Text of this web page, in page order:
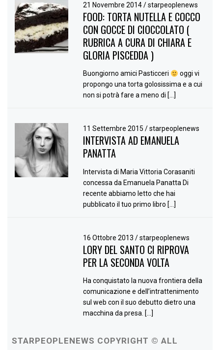
21 Novembre 2014/ starpeoplenews
FOOD: TORTA NUTELLA E COCCO
CON GOCCE DI CIOCCOLATO (
RUBRICA A CURA DI CHIARA E
GLORIA PISCEDDA )
Buongiorno amici Pasticceri
oggi vi
propongo una torta golosissima e a cui
non si potrà fare a meno di […]
11 Settembre 2015/ starpeoplenews
INTERVISTA AD EMANUELA
PANATTA
Intervista di Maria Vittoria Corasaniti
concessa da Emanuela Panatta Di
recente abbiamo letto che hai
pubblicato il tuo primo libro […]
16 Ottobre 2013/ starpeoplenews
LORY DEL SANTO CI RIPROVA
PER LA SECONDA VOLTA
Ha conquistato la nuova frontiera della
comunicazione e dell’intrattenimento
sul web con il suo debutto dietro una
macchina da presa. […]
STARPEOPLENEWS COPYRIGHT © ALL